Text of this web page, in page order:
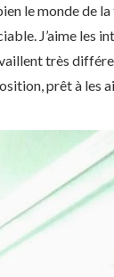
le monde de
J’aime les
très
prêt à les